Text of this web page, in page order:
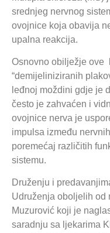
srednjeg nervnog
ovojnice koja obavija
upalna reakcija.
Osnovno obilježje ove
“demijeliniziranih
leđnoj moždini gdje je
često je zahvaćen i
ovojnice nerva je
impulsa između
poremećaj različitih
sistemu.
Druženju i
Udruženja oboljelih od
Muzurović koji je
saradnju sa ljekarima